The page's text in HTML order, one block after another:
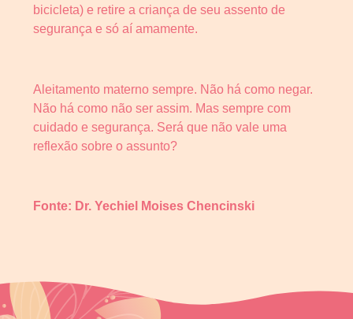
bicicleta) e retire a criança de seu assento de
segurança e só aí amamente.
Aleitamento materno sempre. Não há como negar.
Não há como não ser assim. Mas sempre com
cuidado e segurança. Será que não vale uma
reflexão sobre o assunto?
Fonte: Dr. Yechiel Moises Chencinski